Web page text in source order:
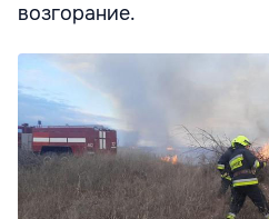
возгорание.